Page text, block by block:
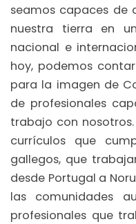
seamos capaces de
nuestra tierra en
nacional e
hoy, podemos
para la imagen de
de profesionales
trabajo con
currículos que
gallegos, que
desde Portugal a
las comunidades
profesionales que